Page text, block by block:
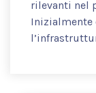
rilevanti nel
Inizialmente